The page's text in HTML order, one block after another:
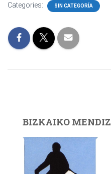
Categories: SIN CATEGORÍA
BIZKAIKO